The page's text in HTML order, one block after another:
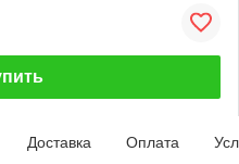
Доставка Оплата